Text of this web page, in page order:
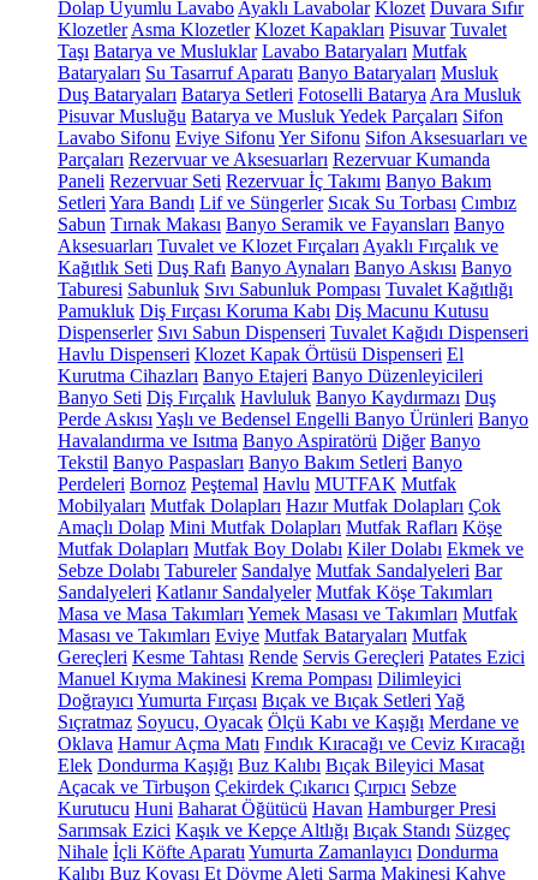
Dolap Uyumlu Lavabo Ayaklı Lavabolar Klozet Duvara Sıfır
Klozetler Asma Klozetler Klozet Kapakları Pisuvar Tuvalet
Taşı Batarya ve Musluklar Lavabo Bataryaları Mutfak
Bataryaları Su Tasarruf Aparatı Banyo Bataryaları Musluk
Duş Bataryaları Batarya Setleri Fotoselli Batarya Ara Musluk
Pisuvar Musluğu Batarya ve Musluk Yedek Parçaları Sifon
Lavabo Sifonu Eviye Sifonu Yer Sifonu Sifon Aksesuarları ve
Parçaları Rezervuar ve Aksesuarları Rezervuar Kumanda
Paneli Rezervuar Seti Rezervuar İç Takımı Banyo Bakım
Setleri Yara Bandı Lif ve Süngerler Sıcak Su Torbası Cımbız
Sabun Tırnak Makası Banyo Seramik ve Fayansları Banyo
Aksesuarları Tuvalet ve Klozet Fırçaları Ayaklı Fırçalık ve
Kağıtlık Seti Duş Rafı Banyo Aynaları Banyo Askısı Banyo
Taburesi Sabunluk Sıvı Sabunluk Pompası Tuvalet Kağıtlığı
Pamukluk Diş Fırçası Koruma Kabı Diş Macunu Kutusu
Dispenserler Sıvı Sabun Dispenseri Tuvalet Kağıdı Dispenseri
Havlu Dispenseri Klozet Kapak Örtüsü Dispenseri El
Kurutma Cihazları Banyo Etajeri Banyo Düzenleyicileri
Banyo Seti Diş Fırçalık Havluluk Banyo Kaydırmazı Duş
Perde Askısı Yaşlı ve Bedensel Engelli Banyo Ürünleri Banyo
Havalandırma ve Isıtma Banyo Aspiratörü Diğer Banyo
Tekstil Banyo Paspasları Banyo Bakım Setleri Banyo
Perdeleri Bornoz Peştemal Havlu MUTFAK Mutfak
Mobilyaları Mutfak Dolapları Hazır Mutfak Dolapları Çok
Amaçlı Dolap Mini Mutfak Dolapları Mutfak Rafları Köşe
Mutfak Dolapları Mutfak Boy Dolabı Kiler Dolabı Ekmek ve
Sebze Dolabı Tabureler Sandalye Mutfak Sandalyeleri Bar
Sandalyeleri Katlanır Sandalyeler Mutfak Köşe Takımları
Masa ve Masa Takımları Yemek Masası ve Takımları Mutfak
Masası ve Takımları Eviye Mutfak Bataryaları Mutfak
Gereçleri Kesme Tahtası Rende Servis Gereçleri Patates Ezici
Manuel Kıyma Makinesi Krema Pompası Dilimleyici
Doğrayıcı Yumurta Fırçası Bıçak ve Bıçak Setleri Yağ
Sıçratmaz Soyucu, Oyacak Ölçü Kabı ve Kaşığı Merdane ve
Oklava Hamur Açma Matı Fındık Kıracağı ve Ceviz Kıracağı
Elek Dondurma Kaşığı Buz Kalıbı Bıçak Bileyici Masat
Açacak ve Tirbuşon Çekirdek Çıkarıcı Çırpıcı Sebze
Kurutucu Huni Baharat Öğütücü Havan Hamburger Presi
Sarımsak Ezici Kaşık ve Kepçe Altlığı Bıçak Standı Süzgeç
Nihale İçli Köfte Aparatı Yumurta Zamanlayıcı Dondurma
Kalıbı Buz Kovası Et Dövme Aleti Sarma Makinesi Kahve